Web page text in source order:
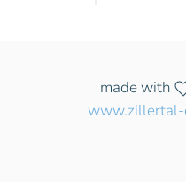
made with